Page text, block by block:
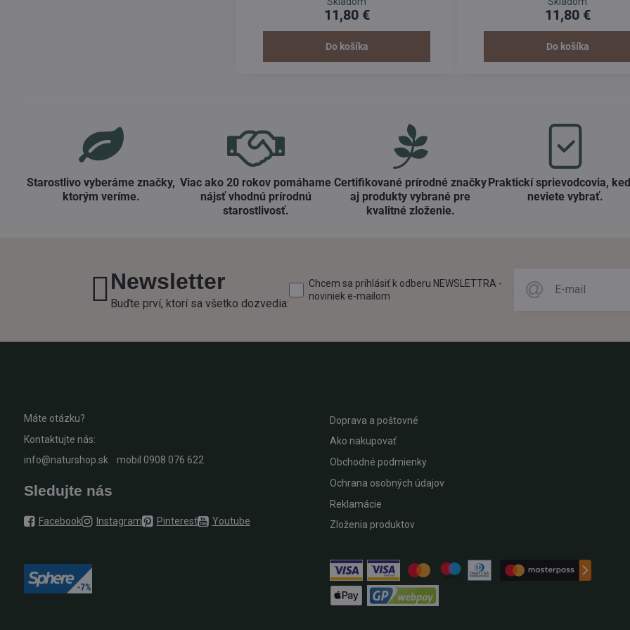
Naše penové prostriedky dodajú vašim vlasom
viac objemu, definujú vaše kučery a podporia
11,80 €
Do košíka
objem bez lepenia alebo
11,80 €
Do košíka
Starostlivo vyberáme značky,
ktorým veríme​.
Viac ako 20 rokov pomáhame
nájsť vhodnú prírodnú
starostlivosť​.
Certifikované prírodné značky
aj produkty vybrané pre
kvalitné zloženie​.
Praktickí sprievodcovia,
neviete vybrať​.
Newsletter
Buďte prví, ktorí sa všetko dozvedia:
Chcem sa prihlásiť k odberu NEWSLETTRA -
noviniek e-mailom
Máte otázku?
Kontaktujte nás:
info@naturshop.skmobil 0908 076 622
Sledujte nás
Facebook Instagram Pinterest Youtube
Doprava a poštovné
Ako nakupovať
Obchodné podmienky
Ochrana osobných údajov
Reklamácie
Zloženia produktov